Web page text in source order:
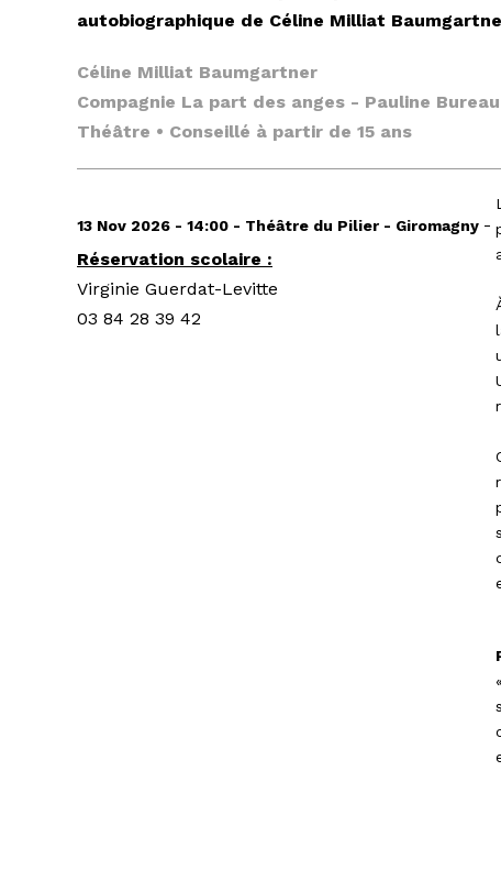
autobiographique de Céline Milliat
Céline Milliat Baumgartner
Compagnie La part des anges - Pauline Bureau
Théâtre • Conseillé à partir de 15 ans
13 Nov 2026 - 14:00 - Théâtre du Pilier - Giromagny
Réservation scolaire :
Virginie Guerdat-Levitte
03 84 28 39 42